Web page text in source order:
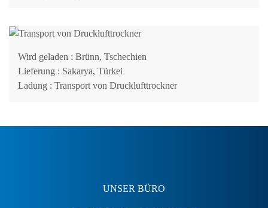
Wird geladen : Brünn, Tschechien
Lieferung : Sakarya, Türkei
Ladung : Transport von Drucklufttrockner
UNSER BÜRO